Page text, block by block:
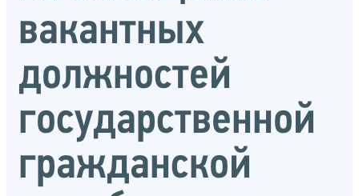
вакантных
должностей
государственной
гражданской